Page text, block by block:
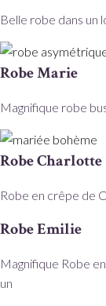
Belle robe dans un
Robe Marie
Magnifique robe
Robe Charlotte
Robe en crêpe de
Robe Emilie
Magnifique Robe
un